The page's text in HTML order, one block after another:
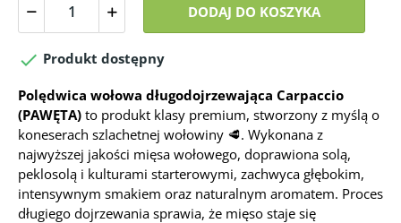
DODAJ DO KOSZYKA
 Produkt dostępny
Polędwica wołowa długodojrzewająca Carpaccio
(PAWĘTA) to produkt klasy premium, stworzony z myślą o
koneserach szlachetnej wołowiny 🥩. Wykonana z
najwyższej jakości mięsa wołowego, doprawiona solą,
peklosolą i kulturami starterowymi, zachwyca głębokim,
intensywnym smakiem oraz naturalnym aromatem. Proces
długiego dojrzewania sprawia, że mięso staje się